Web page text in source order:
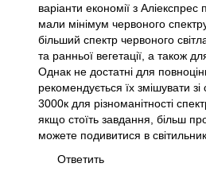
варіанти економії з
мали мінімум червоного
більший спектр червоного
та ранньої вегетації, а також
Однак не достатні для
рекомендується їх змішувати
3000к для різноманітності
якщо стоїть завдання, більш
можете подивитися в
Ответить